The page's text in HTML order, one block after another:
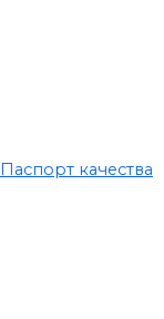
Паспорт качества